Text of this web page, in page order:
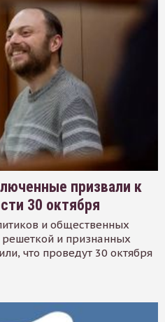
призвали к
30 октября
и общественных
и признанных
что проведут 30 октября